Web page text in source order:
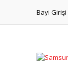
Bayi Girişi